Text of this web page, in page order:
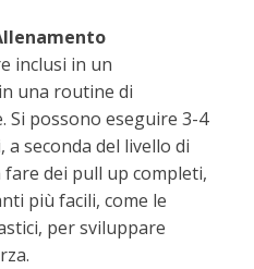
inclusi in un
una routine di
Si possono eseguire 3-4
seconda del livello di
fare dei pull up completi,
più facili, come le
per sviluppare